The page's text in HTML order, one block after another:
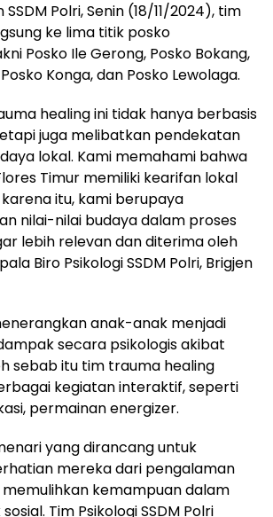
Polri, Senin (18/11/2024), tim
ke lima titik posko
Posko Ile Gerong, Posko Bokang,
Konga, dan Posko Lewolaga.
healing ini tidak hanya berbasis
juga melibatkan pendekatan
lokal. Kami memahami bahwa
Timur memiliki kearifan lokal
itu, kami berupaya
nilai-nilai budaya dalam proses
lebih relevan dan diterima oleh
Biro Psikologi SSDM Polri, Brigjen
anak-anak menjadi
secara psikologis akibat
sebab itu tim trauma healing
kegiatan interaktif, seperti
permainan energizer.
yang dirancang untuk
mereka dari pengalaman
kemampuan dalam
Tim Psikologi SSDM Polri